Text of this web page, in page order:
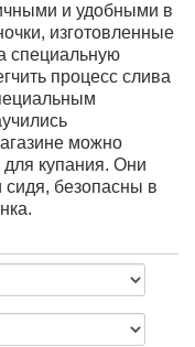
и удобными в
изготовленные
специальную
процесс слива
можно
купания. Они
безопасны в